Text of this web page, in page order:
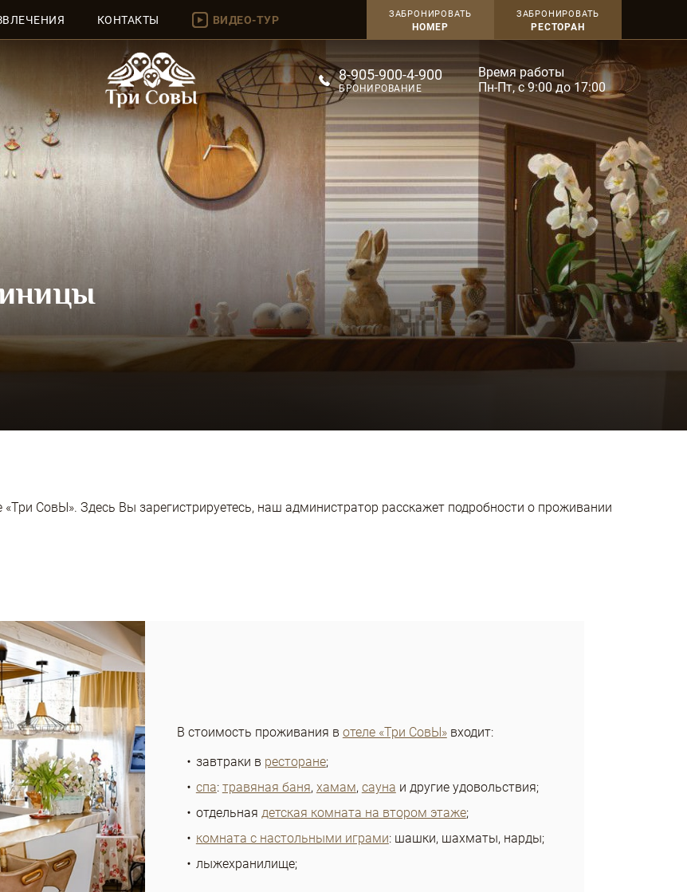
КОНТАКТЫ ВИДЕО-ТУР ЗАБРОНИРОВАТЬ
РЕСТОРАН
ЗАБРОНИРОВАТЬ
НОМЕР
8-905-900-4-900
БРОНИРОВАНИЕ
Время работы
Пн-Пт, с 9:00 до 17:00
СовЫ». Здесь Вы зарегистрируетесь, наш администратор расскажет подробности о проживании
В стоимость проживания в отеле «Три СовЫ»входит:
завтраки в ресторане;
спа: травяная баня, хамам, сауна и другие удовольствия;
отдельная детская комната на втором этаже;
комната с настольными играми: шашки, шахматы, нарды;
лыжехранилище;